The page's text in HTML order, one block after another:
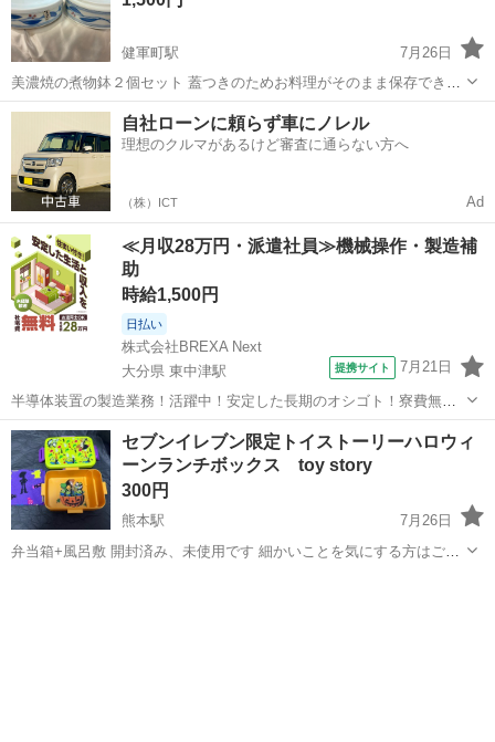
健軍町駅
7月26日
美濃焼の煮物鉢２個セット 蓋つきのためお料理がそのまま保存できま
す。 直径16、深さ5㎝ 新品未使用のまま長期自宅保管していたお品で
す。 本体には割れや欠け、目立つ擦れなどはなく非常に綺麗な状態で
す。 （※未使用ですが中古...
熊本 熊本市 健軍町駅 食器 セット
自社ローンに頼らず車にノレル
理想のクルマがあるけど審査に通らない方へ
（株）ICT Ad
≪月収28万円・派遣社員≫機械操作・製造補
助
時給1,500円
日払い
株式会社BREXA Next
大分県 東中津駅
提携サイト 7月21日
半導体装置の製造業務！活躍中！安定した長期のオシゴト！寮費無料
★赴任旅費会社負担◎20代～40代の男性活躍中★未経験活躍中！高時
給1,500円！《大分県中津市》 人気の工場のお仕事 ◇半導体装置内部
のシート製造◇ ＊クリー...
大分 中津市 東中津駅 その他
セブンイレブン限定トイストーリーハロウィ
ーンランチボックス toy story
300円
熊本駅
7月26日
弁当箱+風呂敷 開封済み、未使用です 細かいことを気にする方はご遠